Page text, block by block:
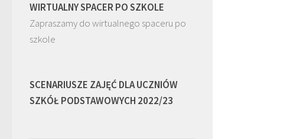
WIRTUALNY SPACER PO SZKOLE
Zapraszamy do wirtualnego spaceru po
szkole
SCENARIUSZE ZAJĘĆ DLA UCZNIÓW
SZKÓŁ PODSTAWOWYCH 2022/23